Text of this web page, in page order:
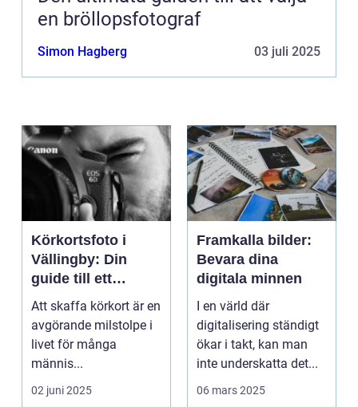
en bröllopsfotograf
Simon Hagberg 03 juli 2025
Körkortsfoto i
Vällingby: Din
guide till ett
perfekt foto
Att skaffa körkort är en
avgörande milstolpe i
livet för många
männis...
02 juni 2025
Framkalla bilder:
Bevara dina
digitala minnen
I en värld där
digitalisering ständigt
ökar i takt, kan man
inte underskatta det...
06 mars 2025